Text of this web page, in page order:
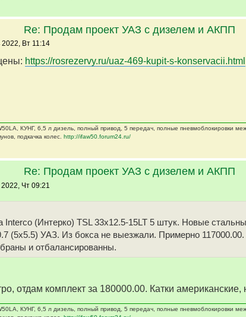
Re: Продам проект УАЗ с дизелем и АКПП
Вт 11:14
https://rosrezervy.ru/uaz-469-kupit-s-konservacii.html
КУНГ, 6,5 л дизель, полный привод, 5 передач, полные пневмоблокировки
подкачка колес. http://ifaw50.forum24.ru/
Re: Продам проект УАЗ с дизелем и АКПП
Чт 09:21
Interco (Интерко) TSL 33x12.5-15LT 5 штук. Новые
(5x5.5) УАЗ. Из бокса не выезжали. Примерно 117000.00.
и отбалансированны.
отдам комплект за 180000.00. Катки американские,
КУНГ, 6,5 л дизель, полный привод, 5 передач, полные пневмоблокировки